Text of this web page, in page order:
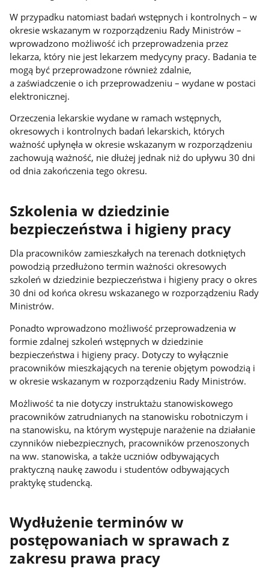
W przypadku natomiast badań wstępnych i kontrolnych – w
okresie wskazanym w rozporządzeniu Rady Ministrów –
wprowadzono możliwość ich przeprowadzenia przez
lekarza, który nie jest lekarzem medycyny pracy. Badania te
mogą być przeprowadzone również zdalnie,
a zaświadczenie o ich przeprowadzeniu – wydane w postaci
elektronicznej.
Orzeczenia lekarskie wydane w ramach wstępnych,
okresowych i kontrolnych badań lekarskich, których
ważność upłynęła w okresie wskazanym w rozporządzeniu
zachowują ważność, nie dłużej jednak niż do upływu 30 dni
od dnia zakończenia tego okresu.
Szkolenia w dziedzinie
bezpieczeństwa i higieny pracy
Dla pracowników zamieszkałych na terenach dotkniętych
powodzią przedłużono termin ważności okresowych
szkoleń w dziedzinie bezpieczeństwa i higieny pracy o okres
30 dni od końca okresu wskazanego w rozporządzeniu Rady
Ministrów.
Ponadto wprowadzono możliwość przeprowadzenia w
formie zdalnej szkoleń wstępnych w dziedzinie
bezpieczeństwa i higieny pracy. Dotyczy to wyłącznie
pracowników mieszkających na terenie objętym powodzią i
w okresie wskazanym w rozporządzeniu Rady Ministrów.
Możliwość ta nie dotyczy instruktażu stanowiskowego
pracowników zatrudnianych na stanowisku robotniczym i
na stanowisku, na którym występuje narażenie na działanie
czynników niebezpiecznych, pracowników przenoszonych
na ww. stanowiska, a także uczniów odbywających
praktyczną naukę zawodu i studentów odbywających
praktykę studencką.
Wydłużenie terminów w
postępowaniach w sprawach z
zakresu prawa pracy